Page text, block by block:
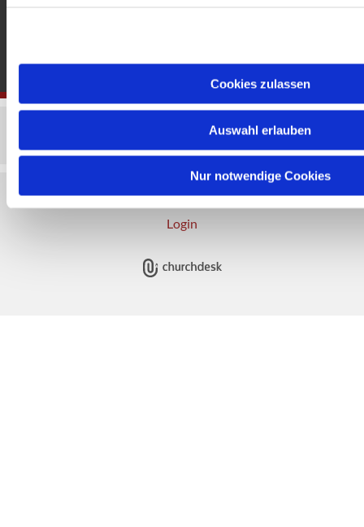
Cookies zulassen
Auswahl erlauben
Nur notwendige Cookies
Impressum Datenschutzerklärung
ChurchDesk-
Login